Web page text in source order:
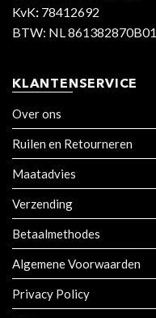
KvK: 78412692
BTW: NL 861382870B01
KLANTENSERVICE
Over ons
Ruilen en Retourneren
Maatadvies
Verzending
Betaalmethodes
Algemene Voorwaarden
Privacy Policy